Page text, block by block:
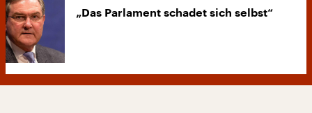
„Das Parlament schadet sich selbst“